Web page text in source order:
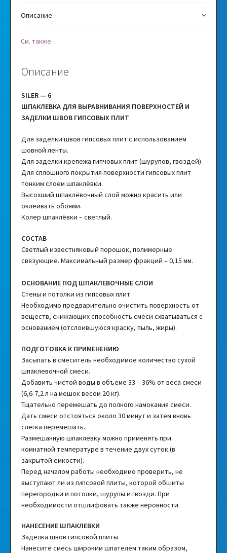
Описание
См. также
Описание
SILER — 6
ШПАКЛЕВКА ДЛЯ ВЫРАВНИВАНИЯ ПОВЕРХНОСТЕЙ И
ЗАДЕЛКИ ШВОВ ГИПСОВЫХ ПЛИТ
Для заделки швов гипсовых плит с использованием
шовной ленты.
Для заделки крепежа гипчовых плит (шурупов, гвоздей).
Для сплошного покрытия поверхности гипсовых плит
тонким слоем шпаклёвки.
Высохший шпаклёвочный слой можно красить или
оклеивать обоями.
Колер шпаклёвки – светлый.
СОСТАВ
Светлый известняковый порошок, полимерные
связующие. Максимальный размер фракций – 0,15 мм.
ОСНОВАНИЕ ПОД ШПАКЛЕВОЧНЫЕ СЛОИ
Стены и потолки из гипсовых плит.
Необходимо предварительно очистить поверхность от
веществ, снижающих способность смеси схватываться с
основанием (отслоившуюся краску, пыль, жиры).
ПОДГОТОВКА К ПРИМЕНЕНИЮ
Засыпать в смеситель необходимое количество сухой
шпаклевочной смеси.
Добавить чистой воды в объеме 33 – 36% от веса смеси
(6,6-7,2 л на мешок весом 20 кг).
Тщательно перемешать до полного намокания смеси.
Дать смеси отстояться около 30 минут и затем вновь
слегка перемешать.
Размешанную шпаклевку можно применять при
комнатной температуре в течение двух суток (в
закрытой емкости).
Перед началом работы необходимо проверить, не
выступают ли из гипсовой плиты, которой обшиты
перегородки и потолки, шурупы и гвозди. При
необходимости отшлифовать также неровности.
НАНЕСЕНИЕ ШПАКЛЕВКИ
Заделка швов гипсовой плиты
Нанесите смесь широким шпателем таким образом,